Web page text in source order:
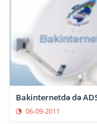
Bakinternetdə də
06-09-2011